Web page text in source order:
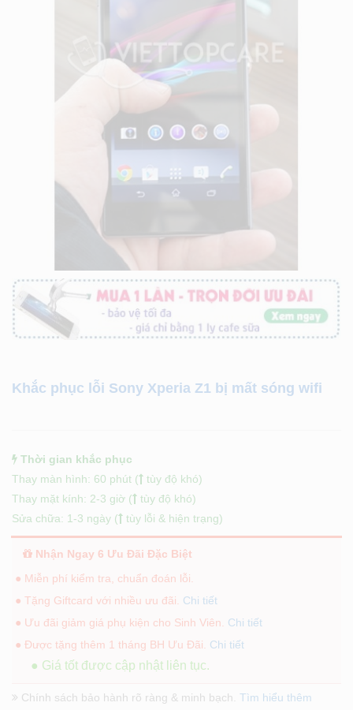
Khắc phục lỗi Sony Xperia Z1 bị mất sóng wifi
Thời gian khắc phục
Thay màn hình: 60 phút (
tùy độ khó)
Thay mặt kính: 2-3 giờ (
tùy độ khó)
Sửa chữa: 1-3 ngày (
tùy lỗi & hiện trạng)
Nhận Ngay 6 Ưu Đãi Đặc Biệt
● Miễn phí kiểm tra, chuẩn đoán lỗi.
● Tặng Giftcard với nhiều ưu đãi. Chi tiết
● Ưu đãi giảm giá phụ kiện cho Sinh Viên. Chi tiết
● Được tặng thêm 1 tháng BH Ưu Đãi. Chi tiết
● Giá tốt được cập nhật liên tục.
Chính sách bảo hành rõ ràng & minh bạch. Tìm hiểu thêm